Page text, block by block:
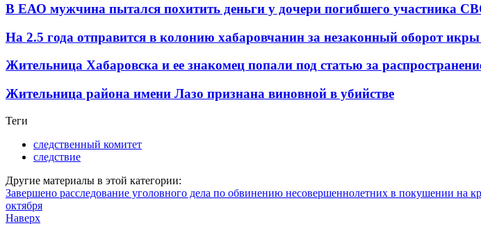
В ЕАО мужчина пытался похитить деньги у дочери погибшего участника
На 2.5 года отправится в колонию хабаровчанин за незаконный оборот
Жительница Хабаровска и ее знакомец попали под статью за
Жительница района имени Лазо признана виновной в убийстве
Теги
следственный комитет
следствие
Другие материалы в этой категории:
Завершено расследование уголовного дела по обвинению несовершеннолетних в покушении на
октября
Наверх